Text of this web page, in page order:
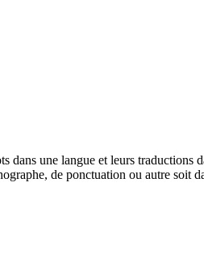
une langue et leurs traductions
de ponctuation ou autre